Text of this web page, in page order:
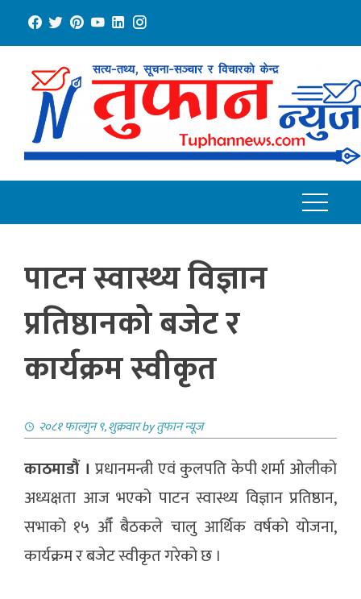
content
पाटन स्वास्थ्य विज्ञान
प्रतिष्ठानको बजेट र
कार्यक्रम स्वीकृत
२०८१ फाल्गुन ९, शुक्रवारbyतुफान न्यूज
काठमाडौं । प्रधानमन्त्री एवं कुलपति केपी शर्मा ओलीको
अध्यक्षता आज भएको पाटन स्वास्थ्य विज्ञान प्रतिष्ठान,
सभाको १५ औँ बैठकले चालु आर्थिक वर्षको योजना,
कार्यक्रम र बजेट स्वीकृत गरेको छ ।